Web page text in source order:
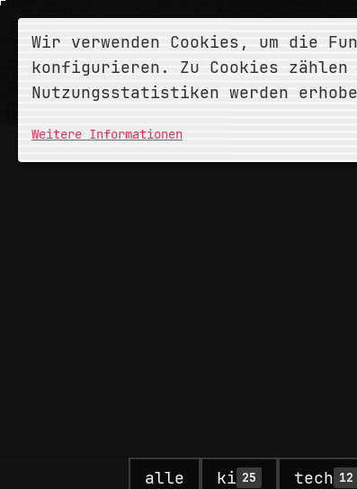
alle ki 25 tech 12
Wir verwenden Cookies, um die
konfigurieren. Zu Cookies
Nutzungsstatistiken werden
Weitere Informationen